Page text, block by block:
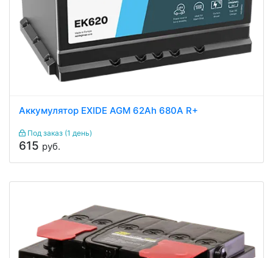
Аккумулятор EXIDE AGM 62Ah 680A R+
Под заказ (1 день)
615 руб.